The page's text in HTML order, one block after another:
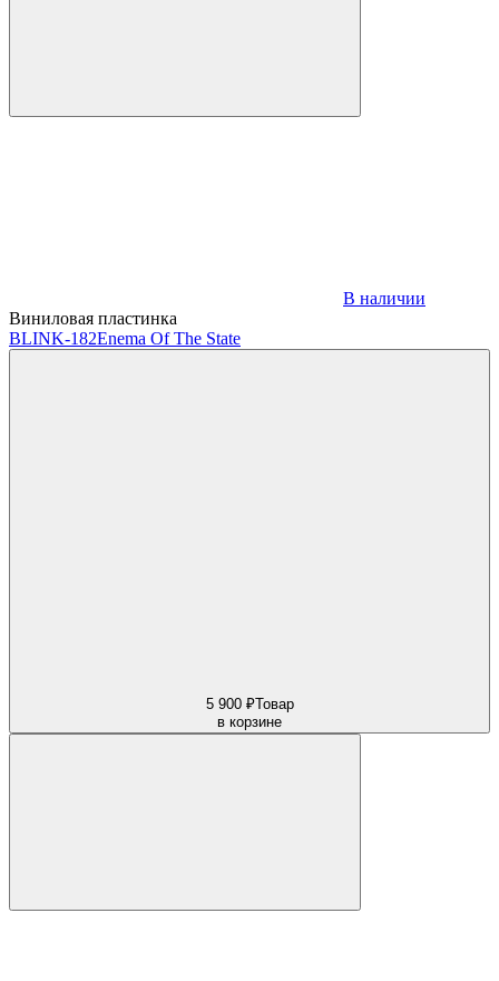
В наличии
Виниловая пластинка
BLINK-182Enema Of The State
5 900 ₽Товар
в корзине